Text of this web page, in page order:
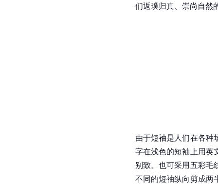
们返璞归真、崇尚自然
由于短袖是人们在各种
字在浅色的短袖上用英
别致。也可采用五彩毛
不同的短袖纵向剪成两